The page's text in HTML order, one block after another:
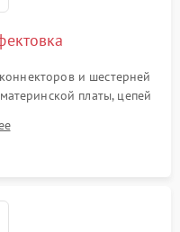
и шестерней
платы, цепей
механизма
стабилизации.